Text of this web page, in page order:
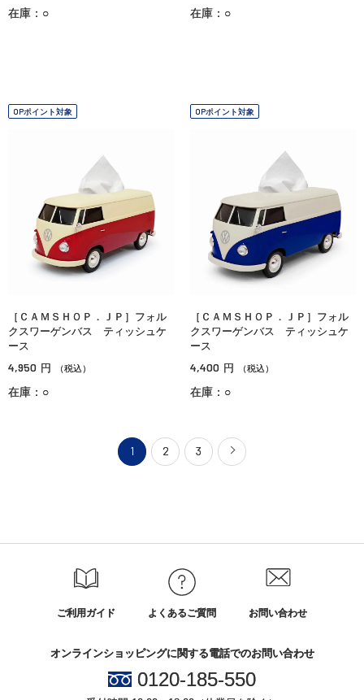
在庫：○ 在庫：○
OPポイント対象
［ＣＡＭＳＨＯＰ．ＪＰ］フォル
クスワーゲンバス ティッシュケ
ース
4,950 円 （税込）
在庫：○
OPポイント対象
［ＣＡＭＳＨＯＰ．ＪＰ］フォル
クスワーゲンバス ティッシュケ
ース
4,400 円 （税込）
在庫：○
1 2 3
ご利用ガイド よくあるご質問 お問い合わせ
オンラインショッピングに関する電話でのお問い合わせ
0120-185-550